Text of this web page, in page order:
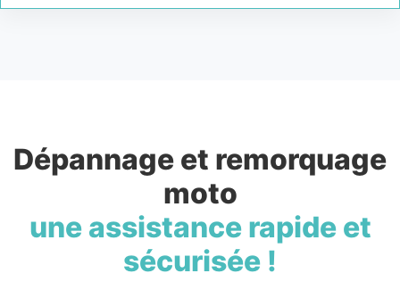
Dépannage et remorquage
moto
une assistance rapide et
sécurisée !